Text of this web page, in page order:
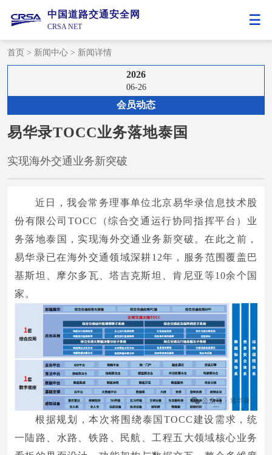
中国道路交通安全网
CRSA NET
首页 > 新闻中心 > 新闻详情
2026
06-26
会员动态
易华录TOCC业务落地泰国
实现海外交通业务新突破
近日，我会常务理事单位北京易华录信息技术股
份有限公司TOCC（综合交通运行协同指挥平台）业
务落地泰国，实现海外交通业务新突破。在此之前，
易华录已在海外交通领域深耕12年，服务范围覆盖巴
基斯坦、摩尔多瓦、塔吉克斯坦、肯尼亚等10余个国
家。
根据规划，本次将围绕泰国TOCC建设需求，统
一陆路、水路、铁路、民航、工程五大领域核心业务